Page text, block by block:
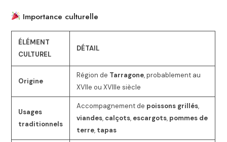
Importance culturelle
ÉLÉMENT
CULTUREL
DÉTAIL
Origine
Région de Tarragone, probablement au
XVIIe ou XVIIIe siècle
Usages
traditionnels
Accompagnement de poissons grillés,
viandes, calçots, escargots, pommes de
terre, tapas